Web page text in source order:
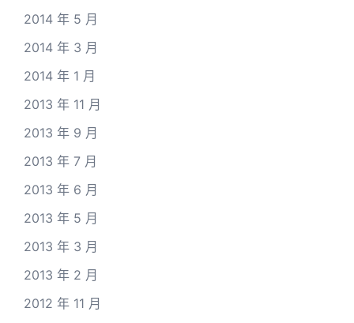
2014 年 5 月
2014 年 3 月
2014 年 1 月
2013 年 11 月
2013 年 9 月
2013 年 7 月
2013 年 6 月
2013 年 5 月
2013 年 3 月
2013 年 2 月
2012 年 11 月